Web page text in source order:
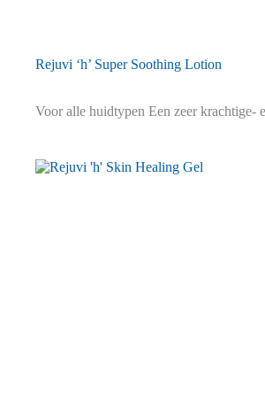
Rejuvi ‘h’ Super Soothing Lotion
Voor alle huidtypen Een zeer krachtige-